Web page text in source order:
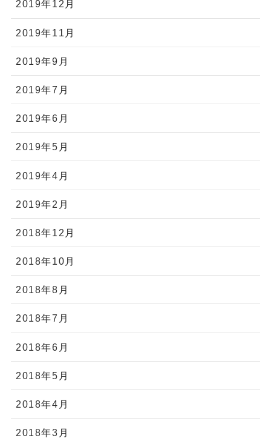
2019年12月
2019年11月
2019年9月
2019年7月
2019年6月
2019年5月
2019年4月
2019年2月
2018年12月
2018年10月
2018年8月
2018年7月
2018年6月
2018年5月
2018年4月
2018年3月